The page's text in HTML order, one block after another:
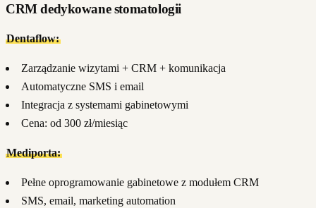
CRM dedykowane stomatologii
Dentaflow:
Zarządzanie wizytami + CRM + komunikacja
Automatyczne SMS i email
Integracja z systemami gabinetowymi
Cena: od 300 zł/miesiąc
Mediporta:
Pełne oprogramowanie gabinetowe z modułem CRM
SMS, email, marketing automation